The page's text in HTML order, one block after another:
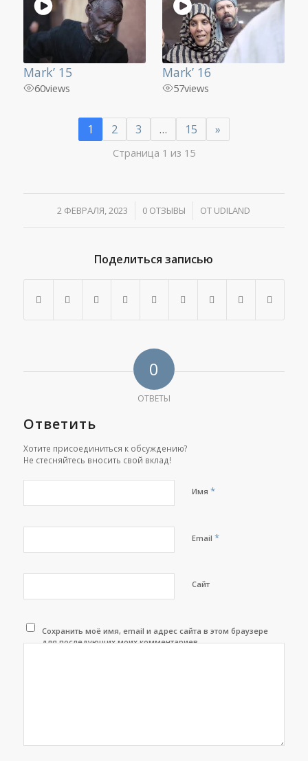
Mark’ 15
60views
Mark’ 16
57views
1 2 3 … 15 »
Страница 1 из 15
2 ФЕВРАЛЯ, 2023
/ 0 ОТЗЫВЫ
/ ОТ UDILAND
Поделиться записью
0
ОТВЕТЫ
Ответить
Хотите присоединиться к обсуждению?
Не стесняйтесь вносить свой вклад!
Имя *
Email *
Сайт
Сохранить моё имя, email и адрес сайта в этом браузере
для последующих моих комментариев.